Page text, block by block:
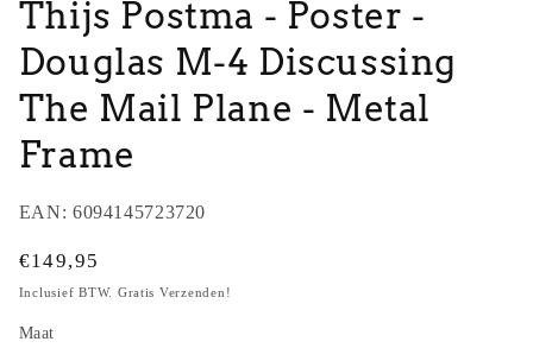
Thijs Postma - Poster -
Douglas M-4 Discussing
The Mail Plane - Metal
Frame
EAN: 6094145723720
Normale
prijs
€149,95
Inclusief BTW. Gratis Verzenden!
Maat